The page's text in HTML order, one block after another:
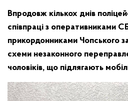
Впродовж кількох днів
співпраці з оперативниками
прикордонниками Чопського
схеми незаконного
чоловіків, що підлягають